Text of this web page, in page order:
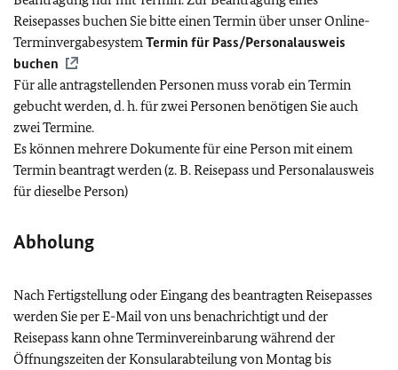
Reisepasses buchen Sie bitte einen Termin über unser Online-
Terminvergabesystem Termin für Pass/Personalausweis
buchen
Für alle antragstellenden Personen muss vorab ein Termin
gebucht werden, d. h. für zwei Personen benötigen Sie auch
zwei Termine.
Es können mehrere Dokumente für eine Person mit einem
Termin beantragt werden (z. B. Reisepass und Personalausweis
für dieselbe Person)
Abholung
Nach Fertigstellung oder Eingang des beantragten Reisepasses
werden Sie per E-Mail von uns benachrichtigt und der
Reisepass kann ohne Terminvereinbarung während der
Öffnungszeiten der Konsularabteilung von Montag bis